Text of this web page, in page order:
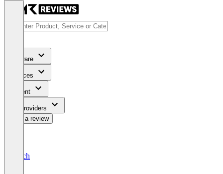
Software
Services
Content
For Providers
Write a review
Deutsch